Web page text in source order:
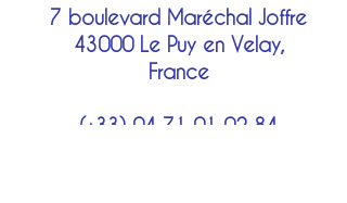
7 boulevard Maréchal Joffre
43000 Le Puy en Velay,
France
(+33) 04 71 01 02 84